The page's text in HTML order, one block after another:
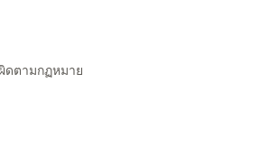
ดตามกฏหมาย